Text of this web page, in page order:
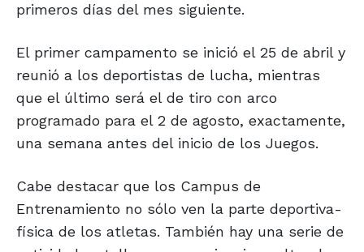
primeros días del mes siguiente.
El primer campamento se inició el 25 de abril y
reunió a los deportistas de lucha, mientras
que el último será el de tiro con arco
programado para el 2 de agosto, exactamente,
una semana antes del inicio de los Juegos.
Cabe destacar que los Campus de
Entrenamiento no sólo ven la parte deportiva-
física de los atletas. También hay una serie de